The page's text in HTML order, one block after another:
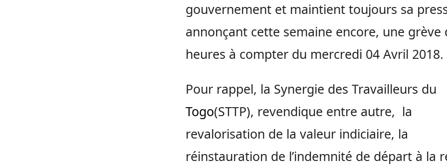
gouvernement et maintient toujours sa
annonçant cette semaine encore, une grève
heures à compter du mercredi 04 Avril 2018.
Pour rappel, la Synergie des Travailleurs du
Togo(STTP), revendique entre autre, la
revalorisation de la valeur indiciaire, la
réinstauration de l’indemnité de départ à la